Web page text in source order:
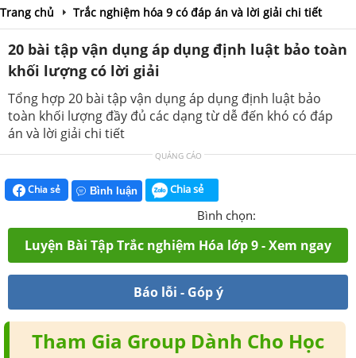
Trang chủ Trắc nghiệm hóa 9 có đáp án và lời giải chi tiết
20 bài tập vận dụng áp dụng định luật bảo toàn
khối lượng có lời giải
Tổng hợp 20 bài tập vận dụng áp dụng định luật bảo
toàn khối lượng đầy đủ các dạng từ dễ đến khó có đáp
án và lời giải chi tiết
QUẢNG CÁO
Chia sẻ Bình luận Chia sẻ
Bình chọn:
Luyện Bài Tập Trắc nghiệm Hóa lớp 9 - Xem ngay
Báo lỗi - Góp ý
Tham Gia Group Dành Cho Học